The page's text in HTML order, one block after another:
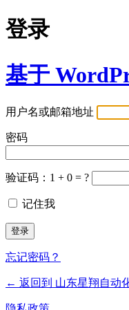
登录
基于
用户名或邮箱地址
密码
验证码：1 + 0 = ?
记住我
忘记密码？
← 返回到 山东星翔自动